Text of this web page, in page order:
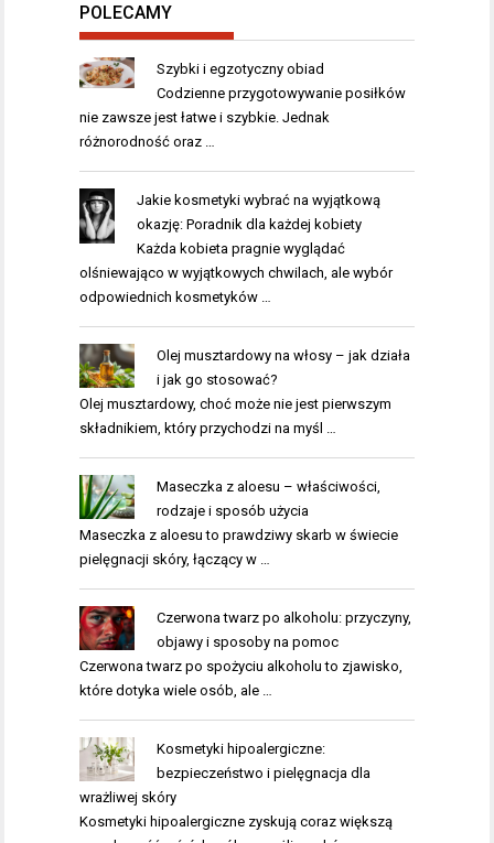
POLECAMY
Szybki i egzotyczny obiad
Codzienne przygotowywanie posiłków
nie zawsze jest łatwe i szybkie. Jednak
różnorodność oraz …
Jakie kosmetyki wybrać na wyjątkową
okazję: Poradnik dla każdej kobiety
Każda kobieta pragnie wyglądać
olśniewająco w wyjątkowych chwilach, ale wybór
odpowiednich kosmetyków …
Olej musztardowy na włosy – jak działa
i jak go stosować?
Olej musztardowy, choć może nie jest pierwszym
składnikiem, który przychodzi na myśl …
Maseczka z aloesu – właściwości,
rodzaje i sposób użycia
Maseczka z aloesu to prawdziwy skarb w świecie
pielęgnacji skóry, łączący w …
Czerwona twarz po alkoholu: przyczyny,
objawy i sposoby na pomoc
Czerwona twarz po spożyciu alkoholu to zjawisko,
które dotyka wiele osób, ale …
Kosmetyki hipoalergiczne:
bezpieczeństwo i pielęgnacja dla
wrażliwej skóry
Kosmetyki hipoalergiczne zyskują coraz większą